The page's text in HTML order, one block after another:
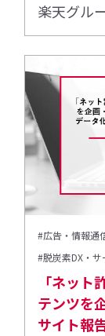
楽天グル
#広告・情報通
#脱炭素DX・
「ネッ
テンツを
サイト報